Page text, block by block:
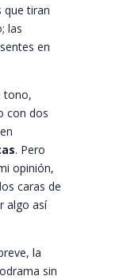
que tiran
las
en
tono,
con dos
. Pero
opinión,
caras de
algo así
la
sin